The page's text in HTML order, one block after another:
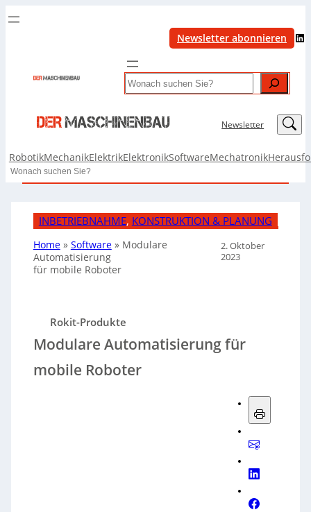
Newsletter abonnieren LinkedIn
Search
Newsletter LinkedIn
RobotikMechanikElektrikElektronikSoftwareMechatronik
Search
INBETRIEBNAHME, KONSTRUKTION & PLANUNG
Home» Software» Modulare
Automatisierung
für mobile Roboter
2. Oktober
2023
Rokit-Produkte
Modulare Automatisierung für
mobile Roboter